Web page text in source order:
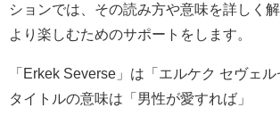
ションでは、その読み方や意味を詳しく
より楽しむためのサポートをします。
「Erkek Severse」は「エルケク セヴェ
タイトルの意味は「男性が愛すれば」